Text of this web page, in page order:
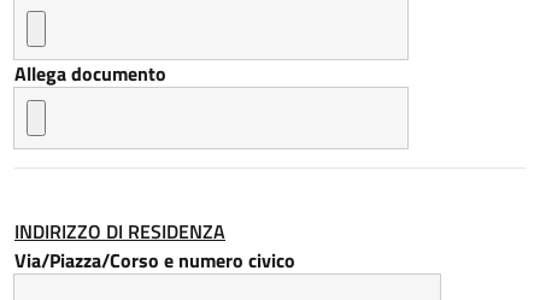
Allega documento
INDIRIZZO DI RESIDENZA
Via/Piazza/Corso e numero civico